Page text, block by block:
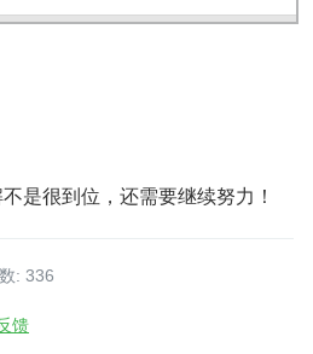
是很到位，还需要继续努力！
: 336
馈